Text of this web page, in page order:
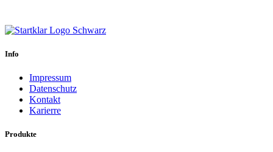
Info
Impressum
Datenschutz
Kontakt
Karierre
Produkte